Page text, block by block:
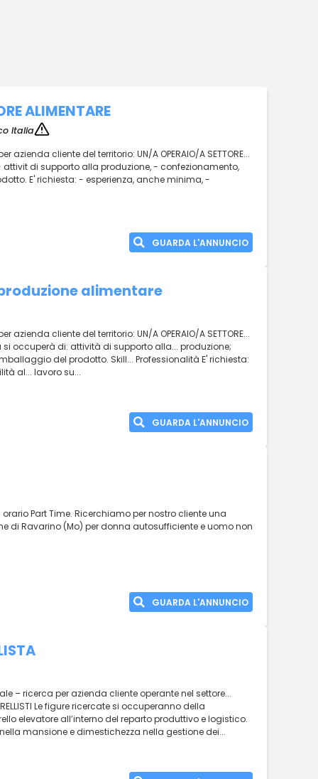
ALIMENTARE
Italia
cliente del territorio: UN/A OPERAIO/A SETTORE...
- attivit di supporto alla produzione, - confezionamento,
E' richiesta: - esperienza, anche minima, -
GUARDA L'ANNUNCIO
alimentare
cliente del territorio: UN/A OPERAIO/A SETTORE...
si occuperà di: attività di supporto alla... produzione;
del prodotto. Skill... Professionalità E' richiesta:
al... lavoro su...
GUARDA L'ANNUNCIO
Part Time. Ricerchiamo per nostro cliente una
di Ravarino (Mo) per donna autosufficiente e uomo non
GUARDA L'ANNUNCIO
– ricerca per azienda cliente operante nel settore...
Le figure ricercate si occuperanno della
elevatore all’interno del reparto produttivo e logistico.
mansione e dimestichezza nella gestione dei...